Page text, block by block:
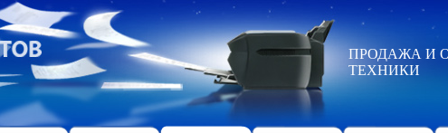
ПРОДАЖА И
ТЕХНИКИ